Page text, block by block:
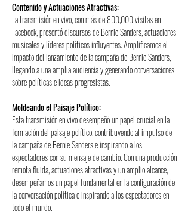
Contenido y Actuaciones Atractivas:
La transmisión en vivo, con más de 800,000 visitas en
Facebook, presentó discursos de Bernie Sanders, actuaciones
musicales y líderes políticos influyentes. Amplificamos el
impacto del lanzamiento de la campaña de Bernie Sanders,
llegando a una amplia audiencia y generando conversaciones
sobre políticas e ideas progresistas.
Moldeando el Paisaje Político:
Esta transmisión en vivo desempeñó un papel crucial en la
formación del paisaje político, contribuyendo al impulso de
la campaña de Bernie Sanders e inspirando a los
espectadores con su mensaje de cambio. Con una producción
remota fluida, actuaciones atractivas y un amplio alcance,
desempeñamos un papel fundamental en la configuración de
la conversación política e inspirando a los espectadores en
todo el mundo.